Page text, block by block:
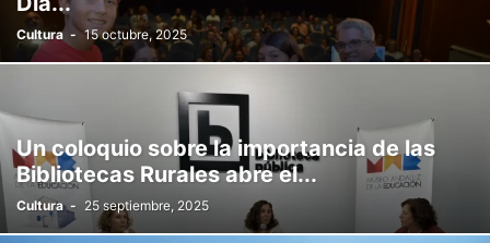
Cultura - 15 octubre, 2025
Un coloquio sobre la importancia de las
Bibliotecas Rurales abre el...
Cultura - 25 septiembre, 2025